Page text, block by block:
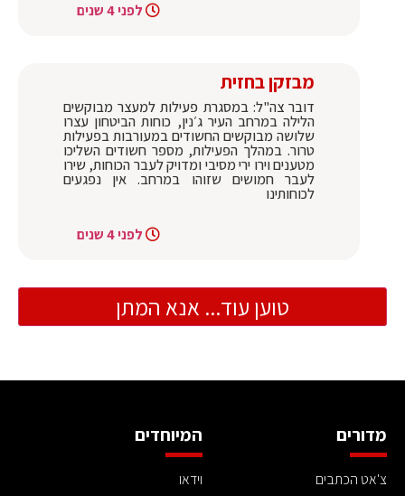
לפני 4 שנים
מבזקן בחזית
דובר צה"ל: במסגרת פעילות למעצר מבוקשים
הלילה במרחב העיר ג׳נין, כוחות הביטחון עצרו
שלושה מבוקשים החשודים במעורבות בפעילות
טרור. במהלך הפעילות, מספר חשודים השליכו
מטענים וירו ירי מסיבי ומדויק לעבר הכוחות, שירו
לעבר חמושים שזוהו במרחב. אין נפגעים
לכוחותינו
לפני 4 שנים
טוען עוד... אנא המתן
מדורים
צ'אט הכתבים
המיוחדים
וידאו